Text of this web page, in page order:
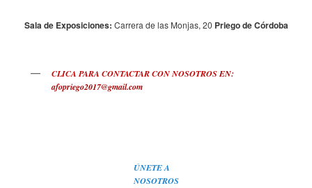
Sala de Exposiciones: Carrera de las Monjas, 20 Priego de Córdoba
CLICA PARA CONTACTAR CON NOSOTROSEN:
afopriego2017@gmail.com
ÚNETE A
NOSOTROS